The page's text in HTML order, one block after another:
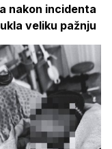
nakon incidenta
veliku pažnju